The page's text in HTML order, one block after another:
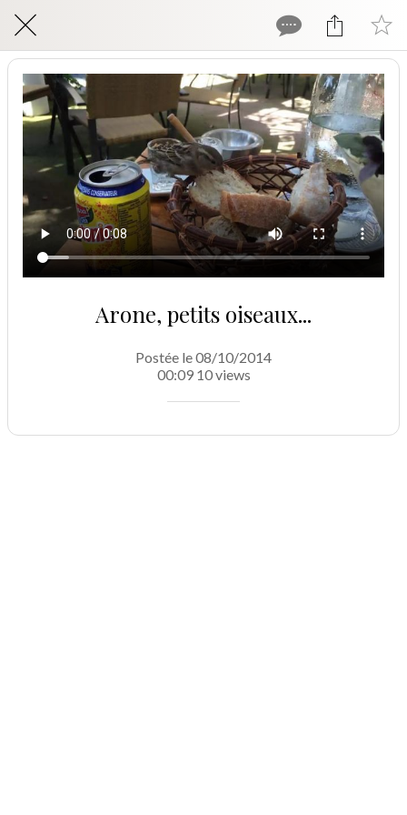
Arone, petits oiseaux...
Postée le 08/10/2014
00:09 10 views